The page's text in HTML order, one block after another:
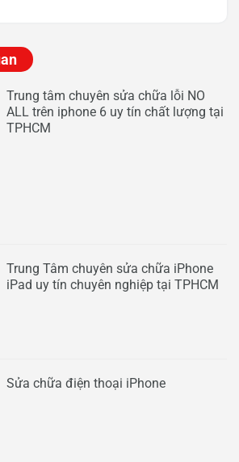
Trung tâm chuyên sửa chữa lỗi NO
ALL trên iphone 6 uy tín chất lượng tại
TPHCM
Trung Tâm chuyên sửa chữa iPhone
iPad uy tín chuyên nghiệp tại TPHCM
Sửa chữa điện thoại iPhone